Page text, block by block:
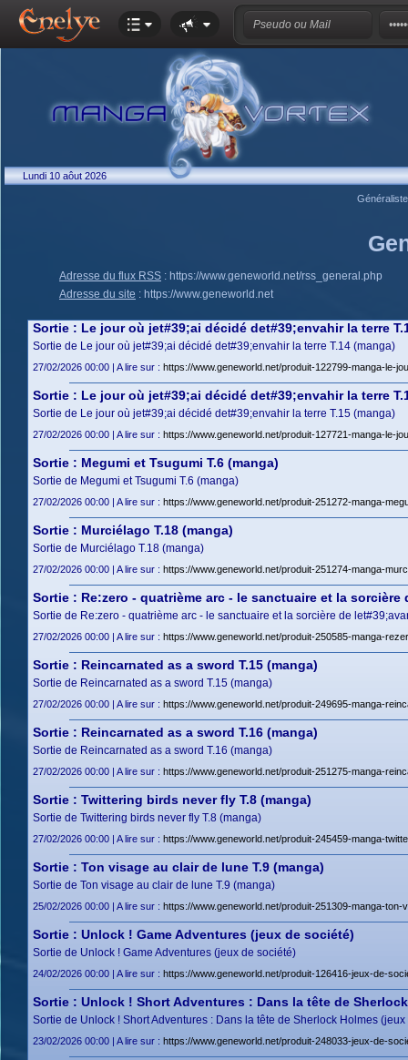
Lundi 10 aôut 2026
Adresse du flux RSS : https://www.geneworld.net/rss_general.php
Adresse du site : https://www.geneworld.net
Sortie : Le jour où jet#39;ai décidé det#39;envahir la terre
Sortie de Le jour où jet#39;ai décidé det#39;envahir la terre T.14 (manga)
27/02/2026 00:00 | A lire sur : https://www.geneworld.net/produit-122799-manga-le-
Sortie : Le jour où jet#39;ai décidé det#39;envahir la terre
Sortie de Le jour où jet#39;ai décidé det#39;envahir la terre T.15 (manga)
27/02/2026 00:00 | A lire sur : https://www.geneworld.net/produit-127721-manga-le-
Sortie : Megumi et Tsugumi T.6 (manga)
Sortie de Megumi et Tsugumi T.6 (manga)
27/02/2026 00:00 | A lire sur : https://www.geneworld.net/produit-251272-manga-
Sortie : Murciélago T.18 (manga)
Sortie de Murciélago T.18 (manga)
27/02/2026 00:00 | A lire sur : https://www.geneworld.net/produit-251274-manga-
Sortie : Re:zero - quatrième arc - le sanctuaire et la sorcière
Sortie de Re:zero - quatrième arc - le sanctuaire et la sorcière de
27/02/2026 00:00 | A lire sur : https://www.geneworld.net/produit-250585-manga-
Sortie : Reincarnated as a sword T.15 (manga)
Sortie de Reincarnated as a sword T.15 (manga)
27/02/2026 00:00 | A lire sur : https://www.geneworld.net/produit-249695-manga-
Sortie : Reincarnated as a sword T.16 (manga)
Sortie de Reincarnated as a sword T.16 (manga)
27/02/2026 00:00 | A lire sur : https://www.geneworld.net/produit-251275-manga-
Sortie : Twittering birds never fly T.8 (manga)
Sortie de Twittering birds never fly T.8 (manga)
27/02/2026 00:00 | A lire sur : https://www.geneworld.net/produit-245459-manga-
Sortie : Ton visage au clair de lune T.9 (manga)
Sortie de Ton visage au clair de lune T.9 (manga)
25/02/2026 00:00 | A lire sur : https://www.geneworld.net/produit-251309-manga-ton-
Sortie : Unlock ! Game Adventures (jeux de société)
Sortie de Unlock ! Game Adventures (jeux de société)
24/02/2026 00:00 | A lire sur : https://www.geneworld.net/produit-126416-jeux-de-
Sortie : Unlock ! Short Adventures : Dans la tête de
Sortie de Unlock ! Short Adventures : Dans la tête de Sherlock Holmes
23/02/2026 00:00 | A lire sur : https://www.geneworld.net/produit-248033-jeux-de-